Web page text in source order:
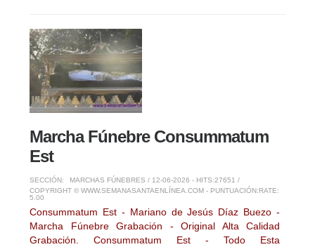
Marcha Fúnebre Consummatum
Est
SECCIÓN: MARCHAS FÚNEBRES / 12-06-2026 - HITS:27651 /
COPYRIGHT © WWW.SEMANASANTAENLÍNEA.COM - PUNTUACIÓN:RATE:
5.00
Consummatum Est - Mariano de Jesús Díaz Buezo -
Marcha Fúnebre Grabación - Original Alta Calidad
Grabación. Consummatum Est - Todo Esta